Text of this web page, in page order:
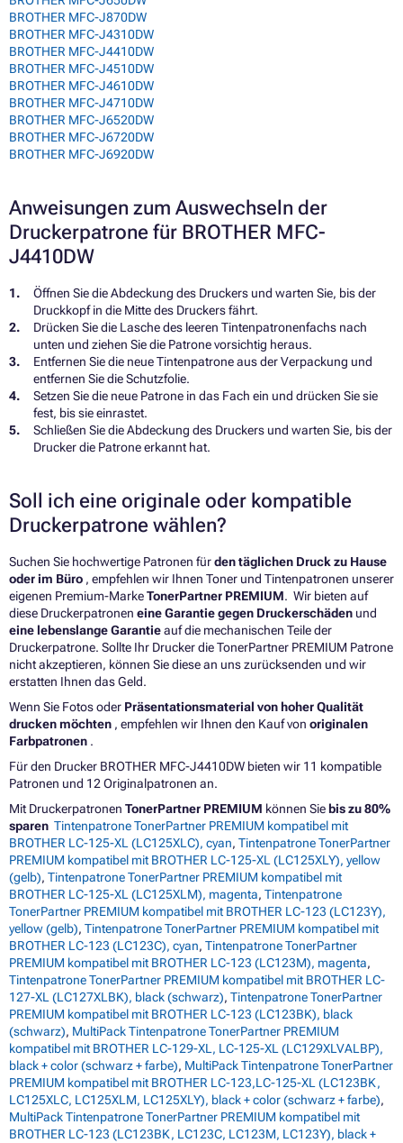
BROTHER MFC-J870DW
BROTHER MFC-J4310DW
BROTHER MFC-J4410DW
BROTHER MFC-J4510DW
BROTHER MFC-J4610DW
BROTHER MFC-J4710DW
BROTHER MFC-J6520DW
BROTHER MFC-J6720DW
BROTHER MFC-J6920DW
Anweisungen zum Auswechseln der
Druckerpatrone für BROTHER MFC-
J4410DW
Öffnen Sie die Abdeckung des Druckers und warten Sie, bis der
Druckkopf in die Mitte des Druckers fährt.
Drücken Sie die Lasche des leeren Tintenpatronenfachs nach
unten und ziehen Sie die Patrone vorsichtig heraus.
Entfernen Sie die neue Tintenpatrone aus der Verpackung und
entfernen Sie die Schutzfolie.
Setzen Sie die neue Patrone in das Fach ein und drücken Sie sie
fest, bis sie einrastet.
Schließen Sie die Abdeckung des Druckers und warten Sie, bis der
Drucker die Patrone erkannt hat.
Soll ich eine originale oder kompatible
Druckerpatrone wählen?
Suchen Sie hochwertige Patronen fürden täglichen Druck zu Hause
oder im Büro , empfehlen wir Ihnen Toner und Tintenpatronen unserer
eigenen Premium-MarkeTonerPartner PREMIUM. Wir bieten auf
diese Druckerpatronen eine Garantie gegen Druckerschäden und
eine lebenslange Garantieauf die mechanischen Teile der
Druckerpatrone. Sollte Ihr Drucker die TonerPartner PREMIUM Patrone
nicht akzeptieren, können Sie diese an uns zurücksenden und wir
erstatten Ihnen das Geld.
Wenn Sie Fotos oder Präsentationsmaterial von hoher Qualität
drucken möchten , empfehlen wir Ihnen den Kauf von originalen
Farbpatronen .
Für den Drucker BROTHER MFC-J4410DW bieten wir 11 kompatible
Patronen und 12 Originalpatronen an.
Mit Druckerpatronen TonerPartner PREMIUM können Sie bis zu 80%
sparen Tintenpatrone TonerPartner PREMIUM kompatibel mit
BROTHER LC-125-XL (LC125XLC), cyan, Tintenpatrone TonerPartner
PREMIUM kompatibel mit BROTHER LC-125-XL (LC125XLY), yellow
(gelb), Tintenpatrone TonerPartner PREMIUM kompatibel mit
BROTHER LC-125-XL (LC125XLM), magenta, Tintenpatrone
TonerPartner PREMIUM kompatibel mit BROTHER LC-123 (LC123Y),
yellow (gelb), Tintenpatrone TonerPartner PREMIUM kompatibel mit
BROTHER LC-123 (LC123C), cyan, Tintenpatrone TonerPartner
PREMIUM kompatibel mit BROTHER LC-123 (LC123M), magenta,
Tintenpatrone TonerPartner PREMIUM kompatibel mit BROTHER LC-
127-XL (LC127XLBK), black (schwarz), Tintenpatrone TonerPartner
PREMIUM kompatibel mit BROTHER LC-123 (LC123BK), black
(schwarz), MultiPack Tintenpatrone TonerPartner PREMIUM
kompatibel mit BROTHER LC-129-XL, LC-125-XL (LC129XLVALBP),
black + color (schwarz + farbe), MultiPack Tintenpatrone TonerPartner
PREMIUM kompatibel mit BROTHER LC-123,LC-125-XL (LC123BK,
LC125XLC, LC125XLM, LC125XLY), black + color (schwarz + farbe),
MultiPack Tintenpatrone TonerPartner PREMIUM kompatibel mit
BROTHER LC-123 (LC123BK, LC123C, LC123M, LC123Y), black +